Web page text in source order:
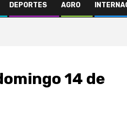
DEPORTES AGRO
14 de